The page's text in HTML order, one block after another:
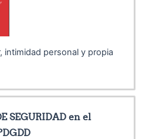
intimidad personal y propia
SEGURIDAD en el